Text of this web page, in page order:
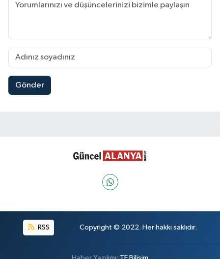
Gönder
RSS Copyright © 2022. Her hakkı saklıdır.